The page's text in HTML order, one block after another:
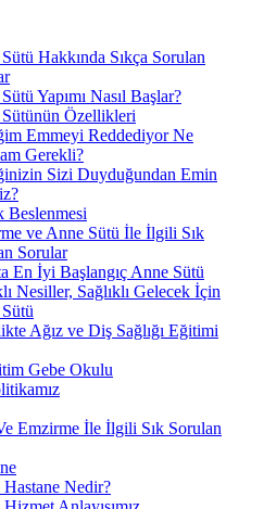
Hakkında Sıkça Sorulan
Yapımı Nasıl Başlar?
Özellikleri
Emmeyi Reddediyor Ne
Gerekli?
Sizi Duyduğundan Emin
Beslenmesi
ve Anne Sütü İle İlgili Sık
Sorular
En İyi Başlangıç Anne Sütü
Nesiller, Sağlıklı Gelecek İçin
Ağız ve Diş Sağlığı Eğitimi
Gebe Okulu
Emzirme İle İlgili Sık Sorulan
Nedir?